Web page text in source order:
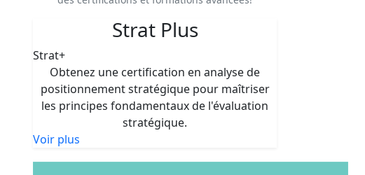
Strat Plus
Strat+
Obtenez une certification en analyse de
positionnement stratégique pour maîtriser
les principes fondamentaux de l'évaluation
stratégique.
Voir plus